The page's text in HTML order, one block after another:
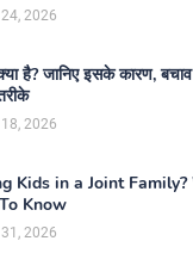
2026
क्या है? जानिए इसके कारण,
2026
Kids in a Joint
Know
2026